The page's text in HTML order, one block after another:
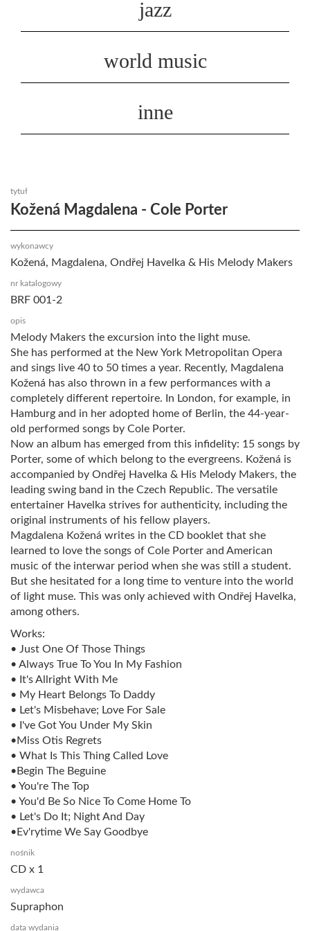
jazz
world music
inne
tytuł
Kožená Magdalena - Cole Porter
wykonawcy
Kožená, Magdalena, Ondřej Havelka & His Melody Makers
nr katalogowy
BRF 001-2
opis
Melody Makers the excursion into the light muse.
She has performed at the New York Metropolitan Opera
and sings live 40 to 50 times a year. Recently, Magdalena
Kožená has also thrown in a few performances with a
completely different repertoire. In London, for example, in
Hamburg and in her adopted home of Berlin, the 44-year-
old performed songs by Cole Porter.
Now an album has emerged from this infidelity: 15 songs by
Porter, some of which belong to the evergreens. Kožená is
accompanied by Ondřej Havelka & His Melody Makers, the
leading swing band in the Czech Republic. The versatile
entertainer Havelka strives for authenticity, including the
original instruments of his fellow players.
Magdalena Kožená writes in the CD booklet that she
learned to love the songs of Cole Porter and American
music of the interwar period when she was still a student.
But she hesitated for a long time to venture into the world
of light muse. This was only achieved with Ondřej Havelka,
among others.
Works:
• Just One Of Those Things
• Always True To You In My Fashion
• It's Allright With Me
• My Heart Belongs To Daddy
• Let's Misbehave; Love For Sale
• I've Got You Under My Skin
•Miss Otis Regrets
• What Is This Thing Called Love
•Begin The Beguine
• You're The Top
• You'd Be So Nice To Come Home To
• Let's Do It; Night And Day
•Ev'rytime We Say Goodbye
nośnik
CD x 1
wydawca
Supraphon
data wydania